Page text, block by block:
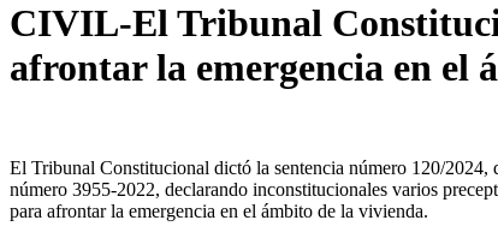
CIVIL-El Tribunal
afrontar la emergencia en el
El Tribunal Constitucional dictó la sentencia número 120/
número 3955-2022, declarando inconstitucionales varios
para afrontar la emergencia en el ámbito de la vivienda.